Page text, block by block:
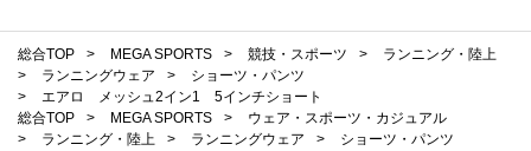
総合TOP > MEGA SPORTS > 競技・スポーツ >
ランニング・陸上
>
ランニングウェア >
ショーツ・パンツ
>
エアロ メッシュ2イン1 5インチショート
総合TOP
> MEGA SPORTS >
ウェア・スポーツ・カジュアル
>
ランニング・陸上 > ランニングウェア >
ショーツ・パンツ